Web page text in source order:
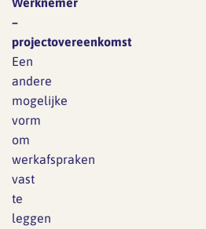
–
projectovereenkomst
Een
andere
mogelijke
vorm
om
werkafspraken
vast
te
leggen